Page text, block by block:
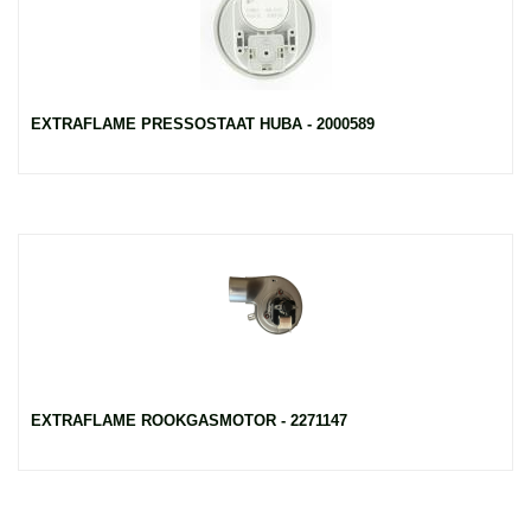
EXTRAFLAME PRESSOSTAAT HUBA - 2000589
EXTRAFLAME ROOKGASMOTOR - 2271147